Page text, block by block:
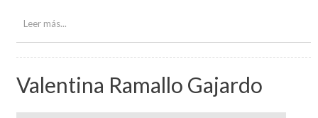
Leer más...
Valentina Ramallo Gajardo